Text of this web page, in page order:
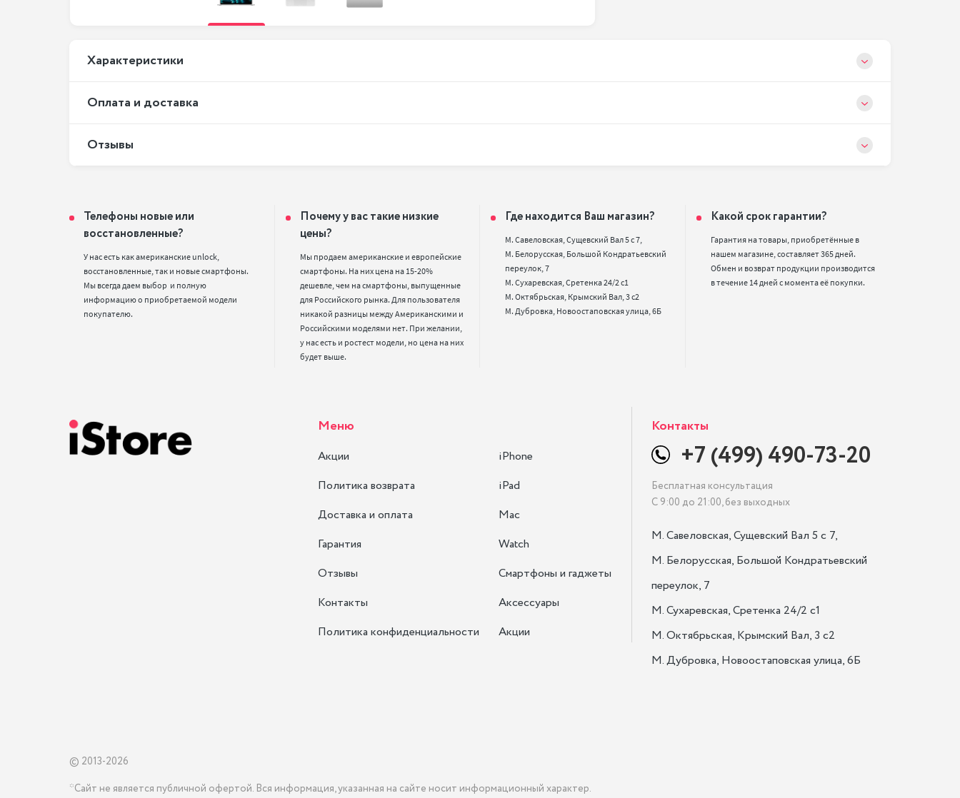
Xарактеристики
Оплата и доставка
Отзывы
Телефоны новые или
восстановленные?
У нас есть как американские unlock,
восстановленные, так и новые смартфоны.
Мы всегда даем выбор  и полную
информацию о приобретаемой модели
покупателю.
Почему у вас такие низкие
цены?
Мы продаем американские и европейские
смартфоны. На них цена на 15-20%
дешевле, чем на смартфоны, выпущенные
для Российского рынка. Для пользователя
никакой разницы между Американскими и
Российскими моделями нет. При желании,
у нас есть и ростест модели, но цена на них
будет выше.
Где находится Ваш магазин?
М. Савеловская, Сущевский Вал 5 с 7,
М. Белорусская, Большой Кондратьевский
переулок, 7
М. Сухаревская, Сретенка 24/2 с1
М. Октябрьская, Крымский Вал, 3 с2
Какой срок гарантии?
Гарантия на товары, приобретённые в
нашем магазине, составляет 365 дней.
Обмен и возврат продукции производится
в течение 14 дней с момента её покупки.
Меню
Акции
Политика возврата
Доставка и оплата
Гарантия
Отзывы
Контакты
Политика конфиденциальности
iPhone
iPad
Mac
Watch
Смартфоны и гаджеты
Аксессуары
Акции
Контакты
+7 (499) 490-73-20
Бесплатная консультация
С 9:00 до 21:00, без выходных
М. Савеловская, Сущевский Вал 5 с 7,
М. Белорусская, Большой Кондратьевский
переулок, 7
М. Сухаревская, Сретенка 24/2 с1
М. Октябрьская, Крымский Вал, 3 с2
М. Дубровка, Новоостаповская улица, 6Б
© 2013-2026
*Сайт не является публичной офертой. Вся информация, указанная на сайте носит информационный характер.